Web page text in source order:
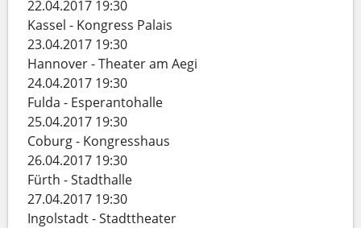
22.04.2017 19:30
Kassel - Kongress Palais
23.04.2017 19:30
Hannover - Theater am Aegi
24.04.2017 19:30
Fulda - Esperantohalle
25.04.2017 19:30
Coburg - Kongresshaus
26.04.2017 19:30
Fürth - Stadthalle
27.04.2017 19:30
Ingolstadt - Stadttheater